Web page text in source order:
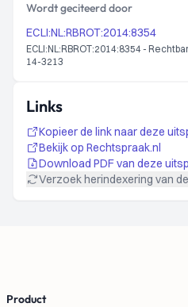
Wordt geciteerd door
ECLI:NL:RBROT:2014:8354
ECLI:NL:RBROT:2014:8354 -
14-3213
Links
Kopieer de link naar deze
Bekijk op Rechtspraak.nl
Download PDF van deze
Verzoek herindexering van
Product